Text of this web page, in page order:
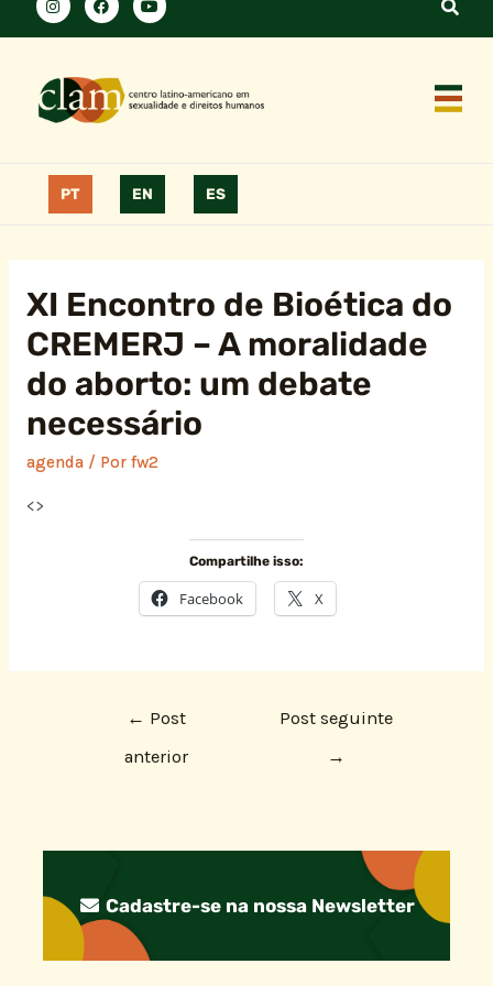
PT EN ES
XI Encontro de Bioética do
CREMERJ – A moralidade
do aborto: um debate
necessário
agenda/ Por fw2
<>
Compartilhe isso:
Facebook X
← Post
anterior
Post seguinte
→
Cadastre-se na nossa Newsletter